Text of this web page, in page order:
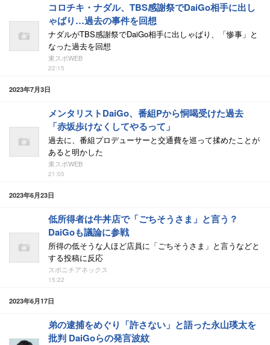
コロチキ・ナダル、TBS感謝祭でDaiGo相手に出し
ゃばり…過去の事件を回想
ナダルがTBS感謝祭でDaiGo相手に出しゃばり、「惨事」と
なった過去を回想
東スポWEB
22:15
2023年7月3日
メンタリストDaiGo、番組Pから恫喝受けた過去
「赤坂歩けなくしてやるって」
過去に、番組プロデューサーと交通費を巡って揉めたことが
あると明かした
東スポWEB
21:05
2023年6月23日
低所得者は牛丼店で「ごちそうさま」と言う？
DaiGoも議論に参戦
所得の低そうな人ほど店員に「ごちそうさま」と言うなどと
する投稿に反応
スポニチアネックス
15:22
2023年6月17日
弟の逮捕をめぐり「許さない」と語った永山瑛太を
批判 DaiGoらの発言波紋